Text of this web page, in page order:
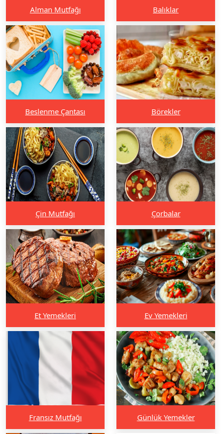
Alman Mutfağı Balıklar
Beslenme Çantası Börekler
Çin Mutfağı Çorbalar
Et Yemekleri Ev Yemekleri
Fransız Mutfağı Günlük Yemekler